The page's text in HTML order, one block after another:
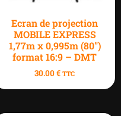
Ecran de projection
MOBILE EXPRESS
1,77m x 0,995m (80″)
format 16:9 – DMT
30.00€ TTC